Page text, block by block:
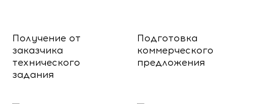
Получение от
заказчика
технического
задания
Подготовка
коммерческого
предложения